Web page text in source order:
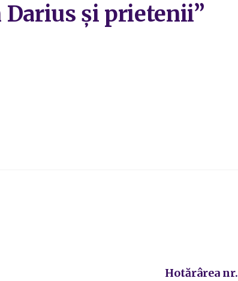
Darius și prietenii”
Hotărârea nr.